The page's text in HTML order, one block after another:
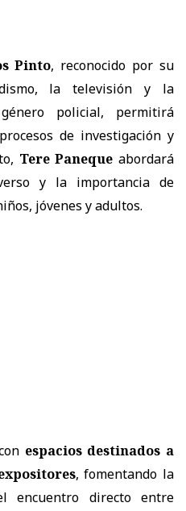
Pinto, reconocido por su
la televisión y la
policial, permitirá
de investigación y
Tere Paneque abordará
y la importancia de
jóvenes y adultos.
espacios destinados a
, fomentando la
encuentro directo entre